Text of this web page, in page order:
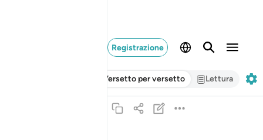
Registrazione
Versetto per versetto Lettura